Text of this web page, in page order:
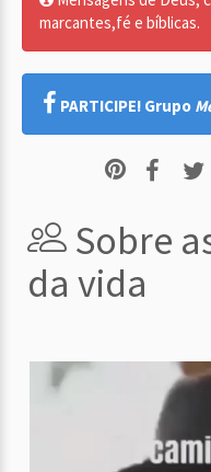
marcantes,fé e bíblicas.
PARTICIPE! Grupo
Sobre
da vida